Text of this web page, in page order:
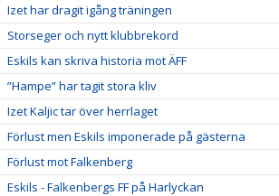
Izet har dragit igång träningen
Storseger och nytt klubbrekord
Eskils kan skriva historia mot ÄFF
”Hampe” har tagit stora kliv
Izet Kaljic tar över herrlaget
Förlust men Eskils imponerade på gästerna
Förlust mot Falkenberg
Eskils - Falkenbergs FF på Harlyckan